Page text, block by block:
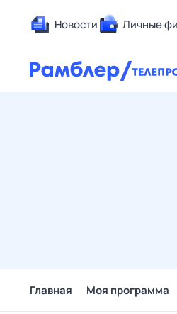
Новости Личные
Главная Моя программа